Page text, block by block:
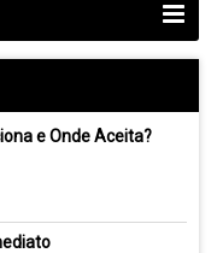
e Onde Aceita?